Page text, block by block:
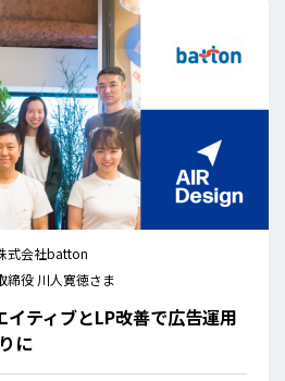
式会社batton
締役 川人寛徳さま
ティブとLP改善で広告運用
に